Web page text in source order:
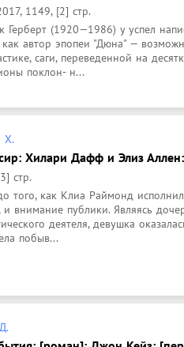
1149, [2] стр.
Герберт (1920—1986) у успел
как автор эпопеи "Дюна" —
саги, переведенной на
поклон- н...
Х.
Хилари Дафф и Элиз
стр.
того, как Клиа Раймонд
и внимание публики. Являясь
деятеля, девушка
побыв...